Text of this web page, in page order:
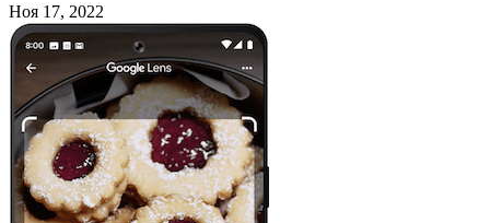
Ноя 17, 2022